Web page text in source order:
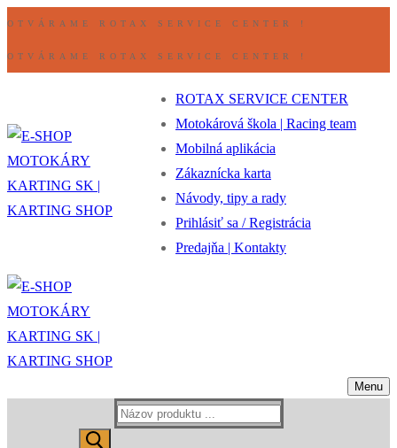
Preskočiť
Ponuka
Zavrieť
OTVÁRAME ROTAX SERVICE CENTER !
OTVÁRAME ROTAX SERVICE CENTER !
ROTAX SERVICE CENTER
Motokárová škola | Racing team
Mobilná aplikácia
Zákaznícka karta
Návody, tipy a rady
Prihlásiť sa / Registrácia
Predajňa | Kontakty
Menu
Hľadať: